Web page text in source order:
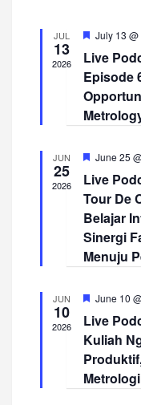
e
e
JUL
13
2026
F
a
t
u
r
e
d
July 13 @
Live
Episode
JUN
25
2026
F
a
t
u
r
e
d
June 25
Live
Tour De
Belajar
Sinergi
Menuju
JUN
10
2026
F
a
t
u
r
e
d
June 10
Live
Kuliah